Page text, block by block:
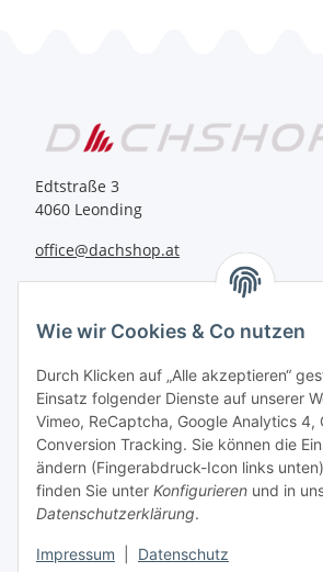
Edtstraße 3
4060 Leonding
office@dachshop.at
Informationen
Sie haben Fragen zu
+43 732 67 37 27
Wie wir Cookies & Co nutzen
Durch Klicken auf „Alle akzeptieren“
Einsatz folgender Dienste auf unserer
Vimeo, ReCaptcha, Google Analytics 4,
Conversion Tracking. Sie können die
ändern (Fingerabdruck-Icon links
finden Sie unter Konfigurieren und in
Datenschutzerklärung.
Impressum Datenschutz